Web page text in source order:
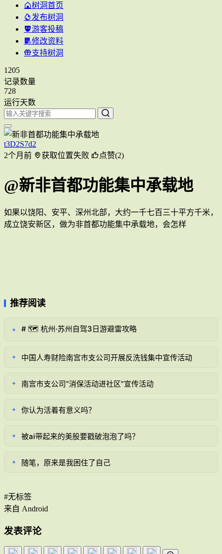
树洞首页
发布树洞
游客投稿
修改资料
支持树洞
1205
记录数量
728
运行天数
t3D2S7d2
2个月前
获取位置失败 点赞(2)
@新非首都功能集中承载地
如果以饶阳、安平、深州北部，大约一千七百三十平方千米，
成立饶安新区，做为非首都功能集中承载地，会怎样
推荐阅读
✦ # 🗺️ 杭州·苏州自驾3日游避雷攻略
✦ 中国人寿财险南宫市支公司开展反洗钱集中宣传活动
✦ 南宫市支公司“消保活动进社区”宣传活动
✦ 你认为活着有意义吗？
✦ 被ai带起来的美股要戳破泡泡了吗？
✦ 随笔，原来是我困住了自己
#无标签
来自 Android
发表评论